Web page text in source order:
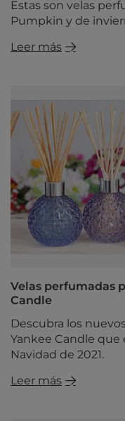
Estas son velas
Pumpkin y de
Leer más
Velas perfumadas
Candle
Descubra los
Yankee Candle que
Navidad de 2021.
Leer más